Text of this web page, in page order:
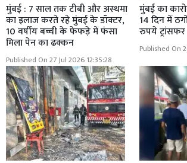
मुंबई : 7 साल तक टीबी और अस्थमा
का इलाज करते रहे मुंबई के डॉक्टर,
10 वर्षीय बच्ची के फेफड़े में फंसा
मिला पेन का ढक्कन
Published On 27 Jul 2026 12:35:28
मुंबई का
14 दिन में
रुपये ट्रांसफर
Published On